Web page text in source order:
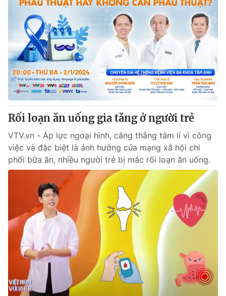
Thế giới
Tin tức
Thế giới đó đây
Câu chuyện quốc tế
Kinh tế
Tài chính
Thị trường
Góc doanh nghiệp
Dữ liệu và đời sống
Truyền hình
Phim VTV
Hậu trường
Nhân vật
Khán giả
Giải sao mai
Giải trí
Điện ảnh
Đời sống
Làm đẹp
Chất lượng cuộc sống
Giáo dục
Tuyển sinh
Học trực tuyến
Công nghệ
Hitech Công nghệ tương lai
Sản phẩm
Thị trường
Giao lưu trực tuyến
Lịch phát sóng
Rối loạn ăn uống gia tăng ở người trẻ
VTV.vn - Áp lực ngoại hình, căng thẳng tâm lí vì công
việc và đặc biệt là ảnh hưởng của mạng xã hội chi
phối bữa ăn, nhiều người trẻ bị mắc rối loạn ăn uống.